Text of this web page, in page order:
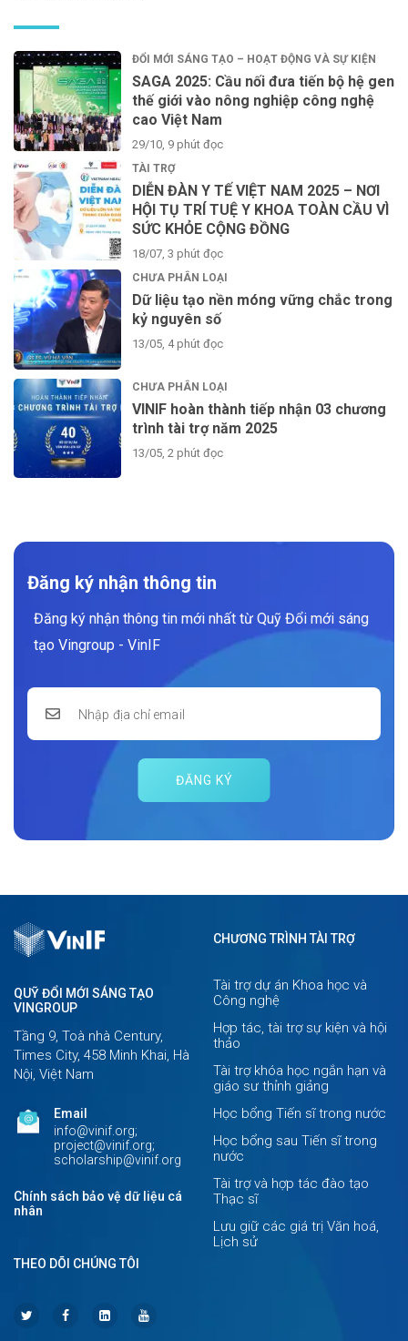
ĐỔI MỚI SÁNG TẠO – HOẠT ĐỘNG VÀ SỰ KIỆN
SAGA 2025: Cầu nối đưa tiến bộ hệ gen
thế giới vào nông nghiệp công nghệ
cao Việt Nam
29/10, 9 phút đọc
TÀI TRỢ
DIỄN ĐÀN Y TẾ VIỆT NAM 2025 – NƠI
HỘI TỤ TRÍ TUỆ Y KHOA TOÀN CẦU VÌ
SỨC KHỎE CỘNG ĐỒNG
18/07, 3 phút đọc
CHƯA PHÂN LOẠI
Dữ liệu tạo nền móng vững chắc trong
kỷ nguyên số
13/05, 4 phút đọc
CHƯA PHÂN LOẠI
VINIF hoàn thành tiếp nhận 03 chương
trình tài trợ năm 2025
13/05, 2 phút đọc
Đăng ký nhận thông tin
Đăng ký nhận thông tin mới nhất từ Quỹ Đổi mới sáng
tạo Vingroup - VinIF
ĐĂNG KÝ
QUỸ ĐỔI MỚI SÁNG TẠO
VINGROUP
Tầng 9, Toà nhà Century,
Times City, 458 Minh Khai, Hà
Nội, Việt Nam
Email
info@vinif.org;
project@vinif.org;
scholarship@vinif.org
Chính sách bảo vệ dữ liệu cá
nhân
CHƯƠNG TRÌNH TÀI TRỢ
Tài trợ dự án Khoa học và
Công nghệ
Hợp tác, tài trợ sự kiện và hội
thảo
Tài trợ khóa học ngắn hạn và
giáo sư thỉnh giảng
Học bổng Tiến sĩ trong nước
Học bổng sau Tiến sĩ trong
nước
Tài trợ và hợp tác đào tạo
Thạc sĩ
Lưu giữ các giá trị Văn hoá,
Lịch sử
THEO DÕI CHÚNG TÔI